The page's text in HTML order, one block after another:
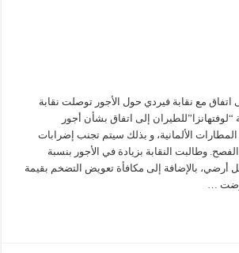
اتفاق مع نقابة فيردي حول الأجور توصلت نقابة
إلى اتفاق بشأن أجور
الألمانية، و بذلك سيتم تجنب إضرابات
وطالبت النقابة بزيادة في الأجور بنسبة
25 ألف عامل أرضي، بالإضافة إلى مكافأة تعويض التضخم بقيمة